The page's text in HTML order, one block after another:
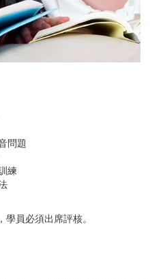
問題
練
員必須出席評核。